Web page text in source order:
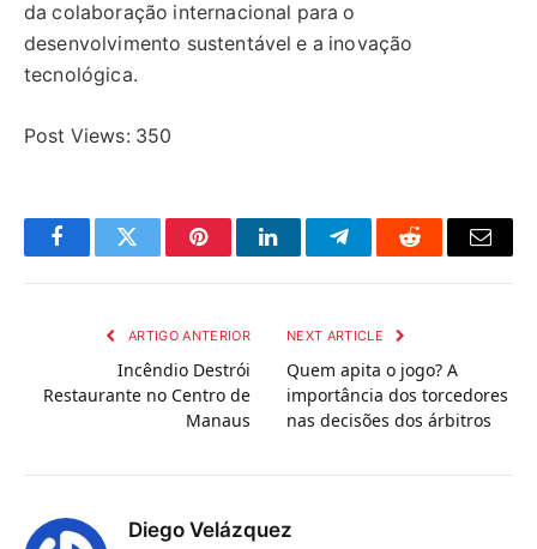
da colaboração internacional para o
desenvolvimento sustentável e a inovação
tecnológica.
Post Views: 350
FacebookTwitter PinterestLinkedInTelegramReddit Email
ARTIGO ANTERIOR
Incêndio Destrói
Restaurante no Centro de
Manaus
NEXT ARTICLE
Quem apita o jogo? A
importância dos torcedores
nas decisões dos árbitros
Diego Velázquez